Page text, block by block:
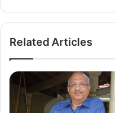
Related Articles